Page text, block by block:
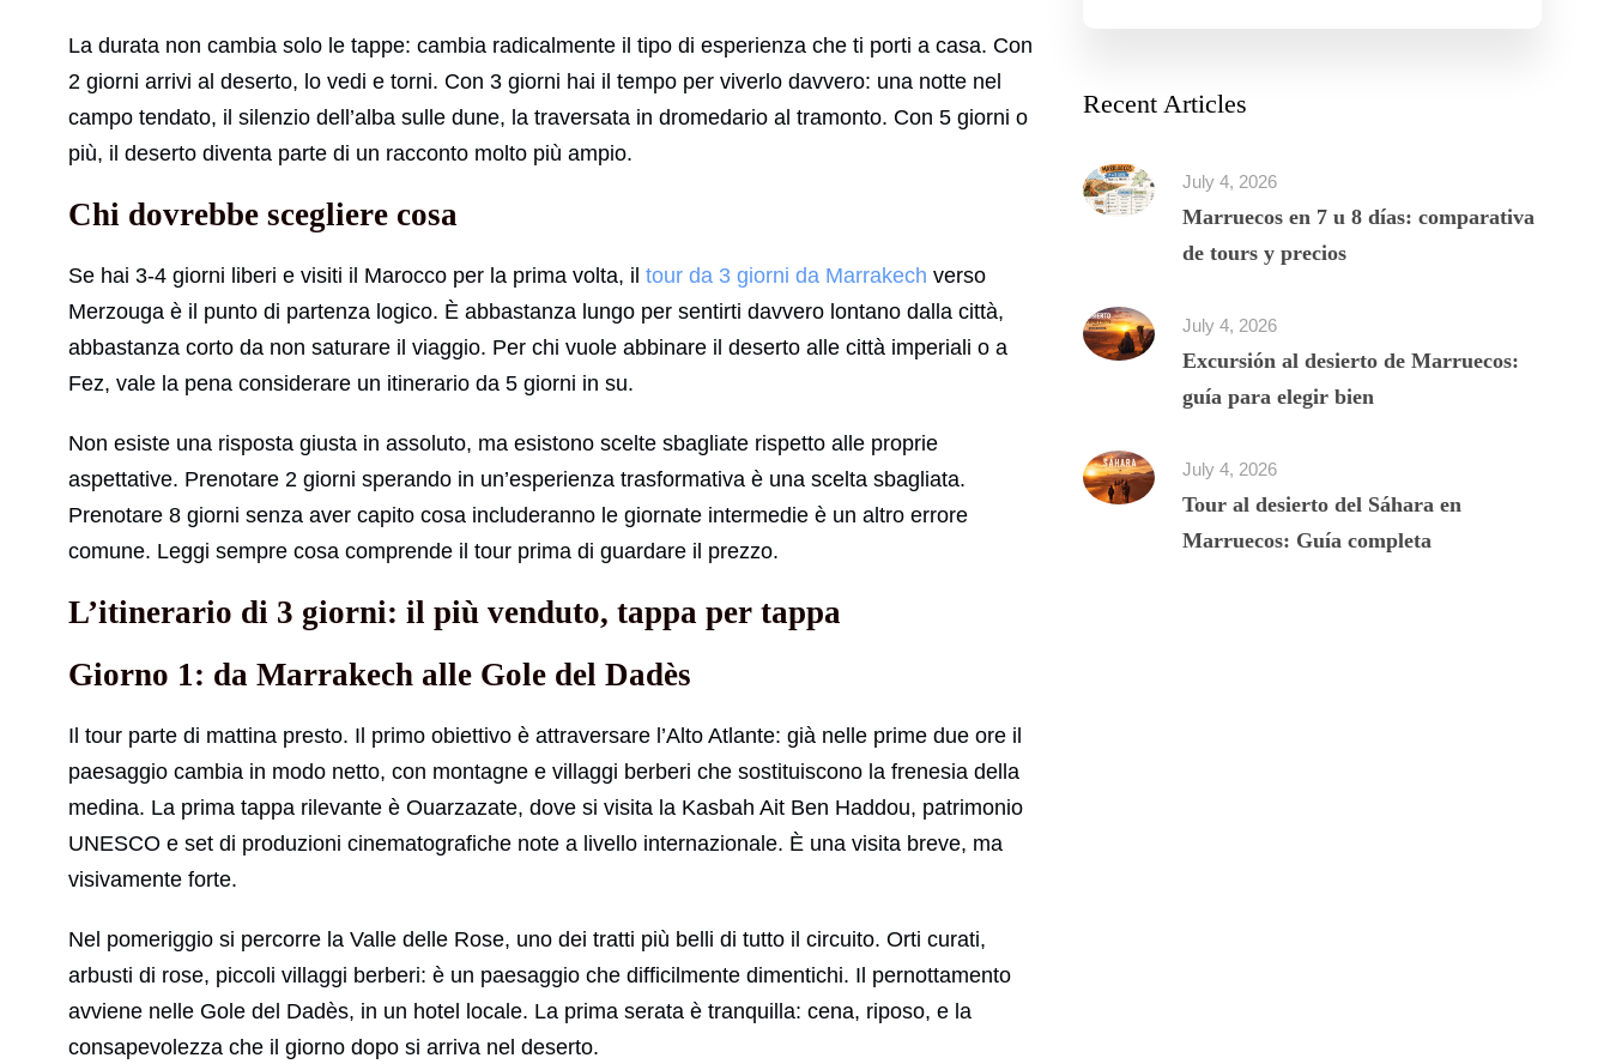
La durata non cambia solo le tappe: cambia radicalmente il tipo di esperienza che ti porti a casa. Con
2 giorni arrivi al deserto, lo vedi e torni. Con 3 giorni hai il tempo per viverlo davvero: una notte nel
campo tendato, il silenzio dell’alba sulle dune, la traversata in dromedario al tramonto. Con 5 giorni o
più, il deserto diventa parte di un racconto molto più ampio.
Chi dovrebbe scegliere cosa
Se hai 3-4 giorni liberi e visiti il Marocco per la prima volta, il tour da 3 giorni da Marrakech verso
Merzouga è il punto di partenza logico. È abbastanza lungo per sentirti davvero lontano dalla città,
abbastanza corto da non saturare il viaggio. Per chi vuole abbinare il deserto alle città imperiali o a
Fez, vale la pena considerare un itinerario da 5 giorni in su.
Non esiste una risposta giusta in assoluto, ma esistono scelte sbagliate rispetto alle proprie
aspettative. Prenotare 2 giorni sperando in un’esperienza trasformativa è una scelta sbagliata.
Prenotare 8 giorni senza aver capito cosa includeranno le giornate intermedie è un altro errore
comune. Leggi sempre cosa comprende il tour prima di guardare il prezzo.
L’itinerario di 3 giorni: il più venduto, tappa per tappa
Giorno 1: da Marrakech alle Gole del Dadès
Il tour parte di mattina presto. Il primo obiettivo è attraversare l’Alto Atlante: già nelle prime due ore il
paesaggio cambia in modo netto, con montagne e villaggi berberi che sostituiscono la frenesia della
medina. La prima tappa rilevante è Ouarzazate, dove si visita la Kasbah Ait Ben Haddou, patrimonio
UNESCO e set di produzioni cinematografiche note a livello internazionale. È una visita breve, ma
visivamente forte.
Nel pomeriggio si percorre la Valle delle Rose, uno dei tratti più belli di tutto il circuito. Orti curati,
arbusti di rose, piccoli villaggi berberi: è un paesaggio che difficilmente dimentichi. Il pernottamento
avviene nelle Gole del Dadès, in un hotel locale. La prima serata è tranquilla: cena, riposo, e la
consapevolezza che il giorno dopo si arriva nel deserto.
Recent Articles
July 4, 2026
Marruecos en 7 u 8 días: comparativa
de tours y precios
July 4, 2026
Excursión al desierto de Marruecos:
guía para elegir bien
July 4, 2026
Tour al desierto del Sáhara en
Marruecos: Guía completa